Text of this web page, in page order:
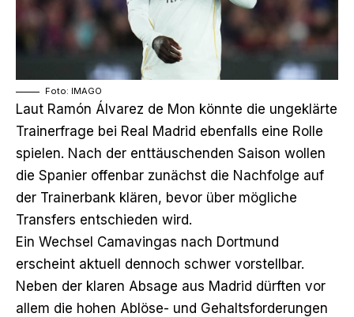
Foto: IMAGO
Laut Ramón Álvarez de Mon könnte die ungeklärte
Trainerfrage bei Real Madrid ebenfalls eine Rolle
spielen. Nach der enttäuschenden Saison wollen
die Spanier offenbar zunächst die Nachfolge auf
der Trainerbank klären, bevor über mögliche
Transfers entschieden wird.
Ein Wechsel Camavingas nach Dortmund
erscheint aktuell dennoch schwer vorstellbar.
Neben der klaren Absage aus Madrid dürften vor
allem die hohen Ablöse- und Gehaltsforderungen